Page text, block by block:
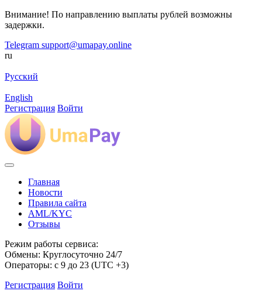
Внимание! По направлению выплаты рублей возможны
задержки.
Telegram support@umapay.online
ru
Русский
English
Регистрация Войти
Главная
Новости
Правила сайта
AML/KYC
Отзывы
Режим работы сервиса:
Обмены: Круглосуточно 24/7
Операторы: с 9 до 23 (UTC +3)
Регистрация Войти